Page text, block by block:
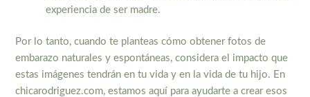
experiencia de ser madre.
Por lo tanto, cuando te planteas cómo obtener fotos de
embarazo naturales y espontáneas, considera el impacto que
estas imágenes tendrán en tu vida y en la vida de tu hijo. En
chicarodriguez.com, estamos aquí para ayudarte a crear esos